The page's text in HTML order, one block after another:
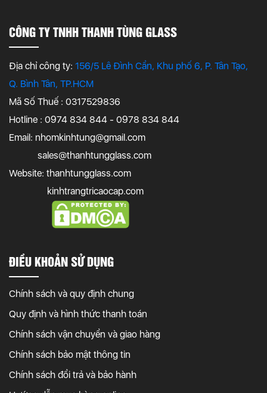
CÔNG TY TNHH THANH TÙNG GLASS
Địa chỉ công ty: 156/5 Lê Đình Cẩn, Khu phố 6, P. Tân Tạo,
Q. Bình Tân, TP.HCM
Mã Số Thuế : 0317529836
Hotline : 0974 834 844 - 0978 834 844
Email: nhomkinhtung@gmail.com
sales@thanhtungglass.com
Website: thanhtungglass.com
kinhtrangtricaocap.com
ĐIỀU KHOẢN SỬ DỤNG
Chính sách và quy định chung
Quy định và hình thức thanh toán
Chính sách vận chuyển và giao hàng
Chính sách bảo mật thông tin
Chính sách đổi trả và bảo hành